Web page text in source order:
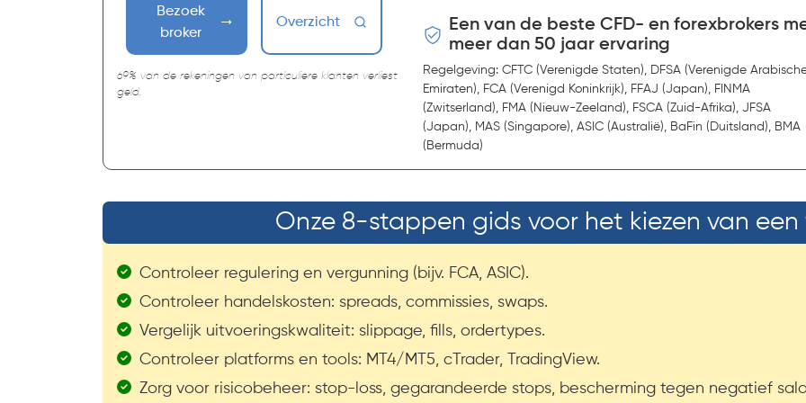
Bezoek
broker
Overzicht
69% van de rekeningen van particuliere klanten verliest
geld.
Een van de beste CFD- en forexbrokers
meer dan 50 jaar ervaring
Regelgeving: CFTC (Verenigde Staten), DFSA (Verenigde
Emiraten), FCA (Verenigd Koninkrijk), FFAJ (Japan), FINMA
(Zwitserland), FMA (Nieuw-Zeeland), FSCA (Zuid-Afrika), JFSA
(Japan), MAS (Singapore), ASIC (Australië), BaFin (Duitsland), BMA
(Bermuda)
Onze 8-stappen gids voor het kiezen van een
Controleer regulering en vergunning (bijv. FCA, ASIC).
Controleer handelskosten: spreads, commissies, swaps.
Vergelijk uitvoeringskwaliteit: slippage, fills, ordertypes.
Controleer platforms en tools: MT4/MT5, cTrader, TradingView.
Zorg voor risicobeheer: stop-loss, gegarandeerde stops, bescherming tegen negatief